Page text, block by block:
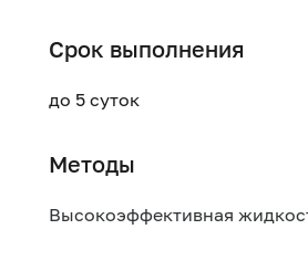
Срок выполнения
до 5 суток
Методы
Высокоэффективная